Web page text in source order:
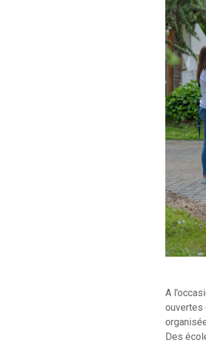
A
ouvertes
Des